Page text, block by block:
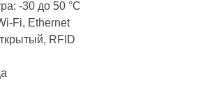
-30 до 50 °C
Fi, Ethernet
RFID